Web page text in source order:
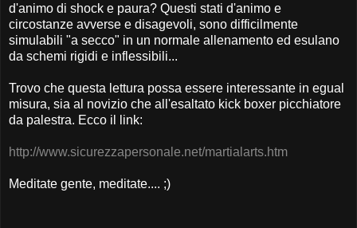
d'animo di shock e paura? Questi stati d'animo e
circostanze avverse e disagevoli, sono difficilmente
simulabili "a secco" in un normale allenamento ed esulano
da schemi rigidi e inflessibili...
Trovo che questa lettura possa essere interessante in egual
misura, sia al novizio che all'esaltato kick boxer picchiatore
da palestra. Ecco il link:
http://www.sicurezzapersonale.net/martialarts.htm
Meditate gente, meditate.... ;)